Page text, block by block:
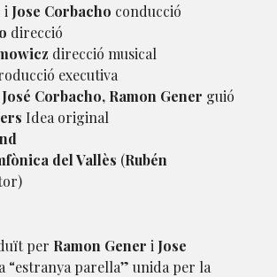
i Jose Corbacho conducció
direcció
direcció musical
executiva
Corbacho, Ramon Gener guió
Idea original
del Vallès (Rubén
per Ramon Gener i Jose
“estranya parella” unida per la